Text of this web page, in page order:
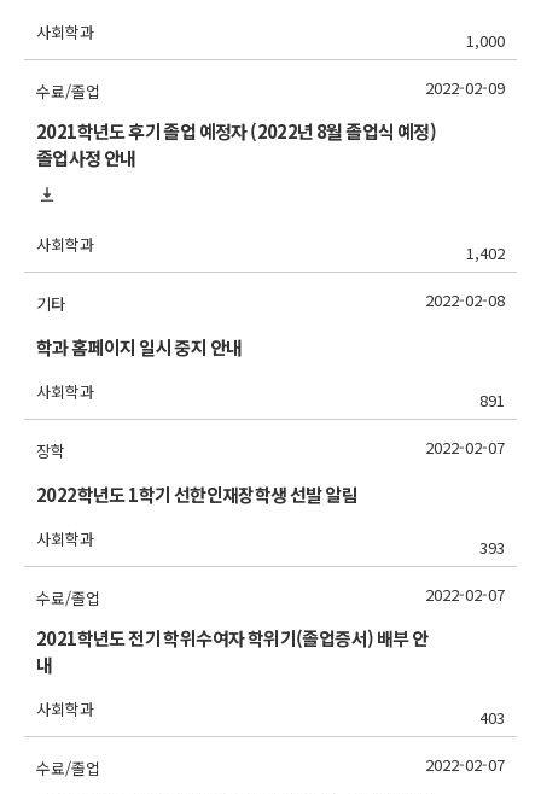
사회학과 1,000
수료/졸업
2021학년도 후기 졸업 예정자 (2022년 8월 졸업식 예정)
졸업사정 안내
사회학과 1,402
2022-02-09
기타
학과 홈페이지 일시 중지 안내
사회학과 891
2022-02-08
장학
2022학년도 1학기 선한인재장학생 선발 알림
사회학과 393
2022-02-07
수료/졸업
2021학년도 전기 학위수여자 학위기(졸업증서) 배부 안
내
사회학과 403
2022-02-07
수료/졸업 2022-02-07